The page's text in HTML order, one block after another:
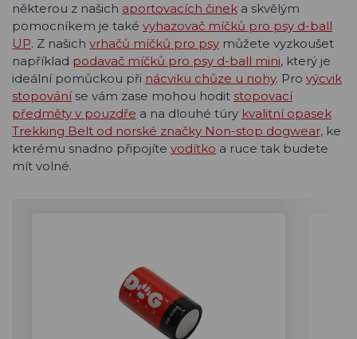
některou z našich aportovacích činek a skvělým
pomocníkem je také vyhazovač míčků pro psy d-ball
UP. Z našich vrhačů míčků pro psy můžete vyzkoušet
například podavač míčků pro psy d-ball mini, který je
ideální pomůckou při nácviku chůze u nohy. Pro výcvik
stopováníse vám zase mohou hodit stopovací
předměty v pouzdře a na dlouhé túry kvalitní opasek
Trekking Belt od norské značky Non-stop dogwear, ke
kterému snadno připojíte vodítko a ruce tak budete
mít volné.